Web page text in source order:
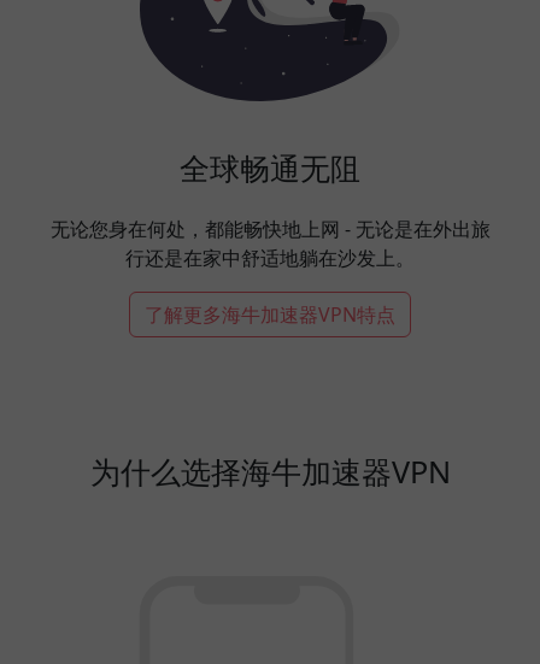
全球畅通无阻
无论您身在何处，都能畅快地上网 - 无论是在外出旅
行还是在家中舒适地躺在沙发上。
了解更多海牛加速器VPN特点
为什么选择海牛加速器VPN